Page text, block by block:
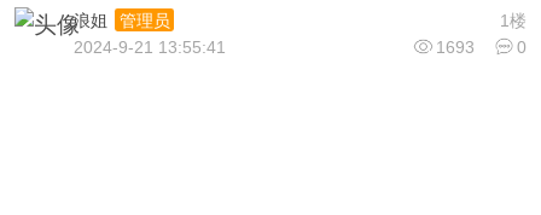
1楼
浪姐
管理员
1693
0
2024-9-21 13:55:41